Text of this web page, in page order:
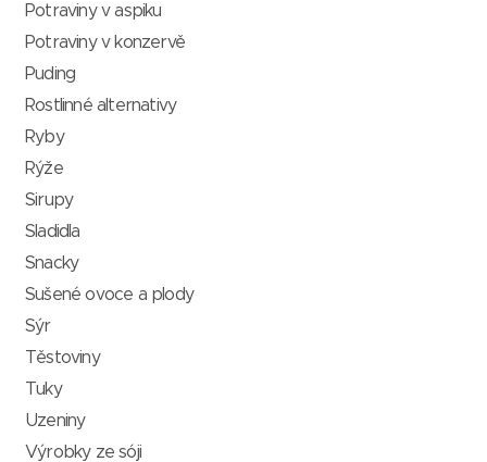
Potraviny v aspiku
Potraviny v konzervě
Puding
Rostlinné alternativy
Ryby
Rýže
Sirupy
Sladidla
Snacky
Sušené ovoce a plody
Sýr
Těstoviny
Tuky
Uzeniny
Výrobky ze sóji